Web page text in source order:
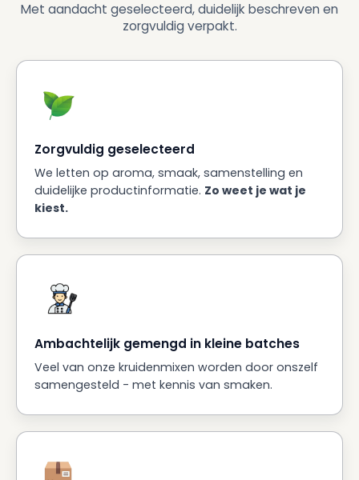
Met aandacht geselecteerd, duidelijk beschreven en
zorgvuldig verpakt.
Zorgvuldig geselecteerd
We letten op aroma, smaak, samenstelling en
duidelijke productinformatie. Zo weet je wat je
kiest.
Ambachtelijk gemengd in kleine batches
Veel van onze kruidenmixen worden door onszelf
samengesteld - met kennis van smaken.